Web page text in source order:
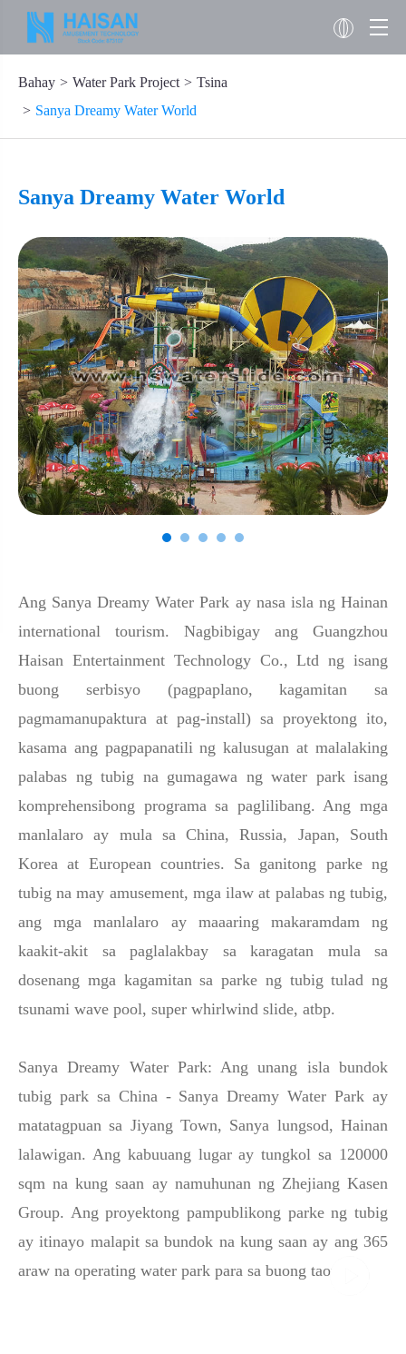
Bahay Water Park Project
Tsina
Sanya Dreamy Water World
Sanya Dreamy Water World
Ang Sanya Dreamy Water Park ay nasa isla ng Hainan
international tourism. Nagbibigay ang Guangzhou
Haisan Entertainment Technology Co., Ltd ng isang
buong serbisyo (pagpaplano, kagamitan sa
pagmamanupaktura at pag-install) sa proyektong ito,
kasama ang pagpapanatili ng kalusugan at malalaking
palabas ng tubig na gumagawa ng water park isang
komprehensibong programa sa paglilibang. Ang mga
manlalaro ay mula sa China, Russia, Japan, South
Korea at European countries. Sa ganitong parke ng
tubig na may amusement, mga ilaw at palabas ng tubig,
ang mga manlalaro ay maaaring makaramdam ng
kaakit-akit sa paglalakbay sa karagatan mula sa
dosenang mga kagamitan sa parke ng tubig tulad ng
tsunami wave pool, super whirlwind slide, atbp.
Sanya Dreamy Water Park: Ang unang isla bundok
tubig park sa China - Sanya Dreamy Water Park ay
matatagpuan sa Jiyang Town, Sanya lungsod, Hainan
lalawigan. Ang kabuuang lugar ay tungkol sa 120000
sqm na kung saan ay namuhunan ng Zhejiang Kasen
Group. Ang proyektong pampublikong parke ng tubig
ay itinayo malapit sa bundok na kung saan ay ang 365
araw na operating water park para sa buong taon.